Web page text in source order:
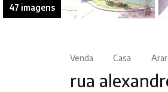
47 imagens
Venda Casa
rua